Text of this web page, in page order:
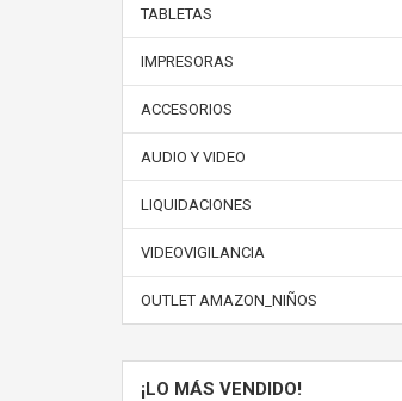
TABLETAS
IMPRESORAS
ACCESORIOS
AUDIO Y VIDEO
LIQUIDACIONES
VIDEOVIGILANCIA
OUTLET AMAZON_NIÑOS
¡LO MÁS VENDIDO!